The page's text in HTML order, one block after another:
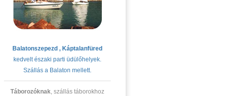
Balatonszepezd , Káptalanfüred
kedvelt északi parti üdülőhelyek.
Szállás a Balaton mellett.
Táborozóknak, szállás táborokhoz